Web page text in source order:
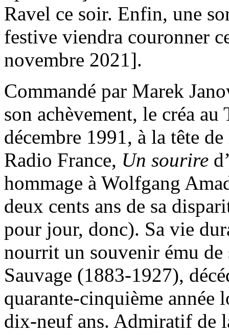
Ravel ce soir. Enfin, une
festive viendra couronner
novembre 2021].
Commandé par Marek
son achèvement, le créa
décembre 1991, à la tête
Radio France, Un sourire
hommage à Wolfgang
deux cents ans de sa
pour jour, donc). Sa vie
nourrit un souvenir ému de
Sauvage (1883-1927),
quarante-cinquième année
dix-neuf ans. Admiratif de